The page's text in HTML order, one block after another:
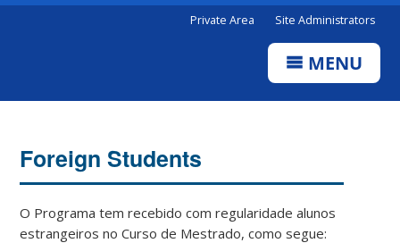
Private Area Site Administrators
MENU
Foreign Students
O Programa tem recebido com regularidade alunos
estrangeiros no Curso de Mestrado, como segue: